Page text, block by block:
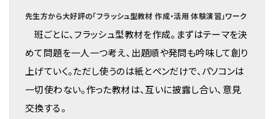
先生方から大好評の「フラッシュ型教材 作成・活用 体験演習」ワーク
班ごとに、フラッシュ型教材を作成。まずはテーマを決
めて問題を一人一つ考え、出題順や発問も吟味して創り
上げていく。ただし使うのは紙とペンだけで、パソコンは
一切使わない。作った教材は、互いに披露し合い、意見
交換する。